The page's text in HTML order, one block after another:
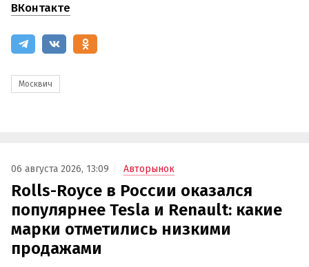
ВКонтакте
Москвич
06 августа 2026, 13:09 Авторынок
Rolls-Royce в России оказался
популярнее Tesla и Renault: какие
марки отметились низкими
продажами